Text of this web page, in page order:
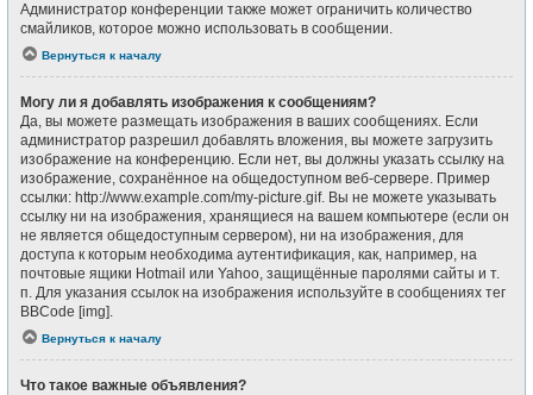
Администратор конференции также может ограничить количество
смайликов, которое можно использовать в сообщении.
Вернуться к началу
Могу ли я добавлять изображения к сообщениям?
Да, вы можете размещать изображения в ваших сообщениях. Если
администратор разрешил добавлять вложения, вы можете загрузить
изображение на конференцию. Если нет, вы должны указать ссылку на
изображение, сохранённое на общедоступном веб-сервере. Пример
ссылки: http://www.example.com/my-picture.gif. Вы не можете указывать
ссылку ни на изображения, хранящиеся на вашем компьютере (если он
не является общедоступным сервером), ни на изображения, для
доступа к которым необходима аутентификация, как, например, на
почтовые ящики Hotmail или Yahoo, защищённые паролями сайты и т.
п. Для указания ссылок на изображения используйте в сообщениях тег
BBCode [img].
Вернуться к началу
Что такое важные объявления?